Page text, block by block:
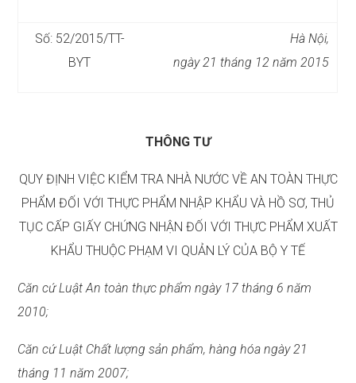
Số: 52/2015/TT-
BYT
Hà Nội,
ngày21 tháng 12 năm2015
THÔNG TƯ
QUY ĐỊNH VIỆC KIỂM TRA NHÀ NƯỚC VỀ AN TOÀN THỰC
PHẨM ĐỐI VỚI THỰC PHẨM NHẬP KHẨU VÀ HỒ SƠ, THỦ
TỤC CẤP GIẤY CHỨNG NHẬN ĐỐI VỚI THỰC PHẨM XUẤT
KHẨU THUỘC PHẠM VI QUẢN LÝ CỦA BỘ Y TẾ
Căn cứ Luật An toàn thực phẩm ngày 17 tháng 6 năm
2010;
Căn cứ Luật Chất lượng sản phẩm, hàng hóa ngày 21
tháng 11 năm 2007;